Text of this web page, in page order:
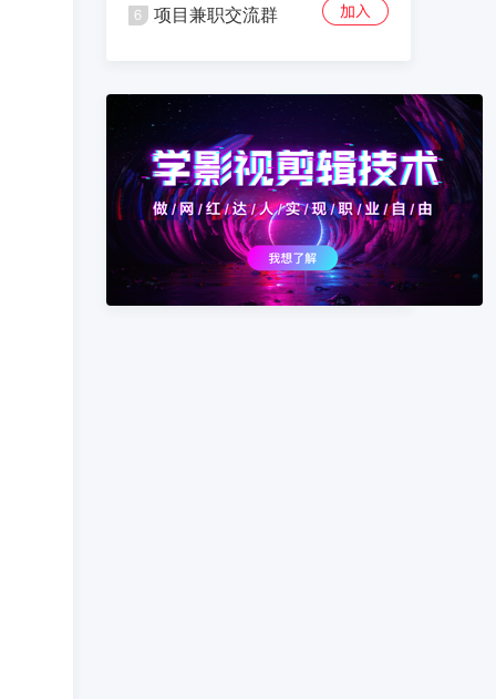
项目兼职交流群